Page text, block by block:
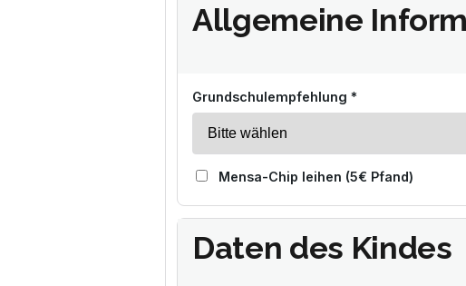
Allgemeine
Grundschulempfehlung *
Mensa-Chip leihen (5€ Pfand)
Daten des Kindes